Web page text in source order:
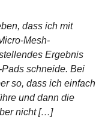
dass ich mit
Mesh-
Ergebnis
schneide. Bei
so, dass ich einfach
und dann die
nicht […]